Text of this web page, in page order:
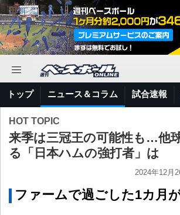
トップ ニュース＆コラム 試合速報
HOT TOPIC
来季は三冠王の可能性も…他
る「日本ハムの強打者」は
2024年12月
ファームで過ごした1カ月